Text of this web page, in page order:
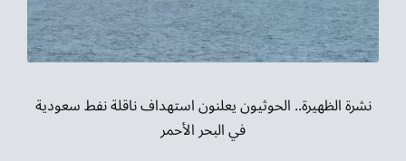
نشرة الظهيرة.. الحوثيون يعلنون استهداف ناقلة نفط سعودية
في البحر الأحمر